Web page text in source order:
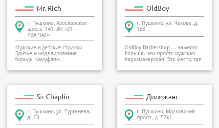
Mr. Rich
г. Пушкино, Ярославское
шоссе, 141, ЖК «31
КВАРТАЛ»
Мужские и детские стрижки
Бритье и моделирование
бороды Камуфляж...
OldBoy
г. Пушкино, ул. Чехова, д.
1к3
OldBoy Barbershop — намного
больше, чем просто мужская
парикмахерская. Это место, где
Sir Chaplin
г. Пушкино, ул. Тургенева,
д. 13
Дилижанс
г. Пушкино, Московский
просп., д. 57к1